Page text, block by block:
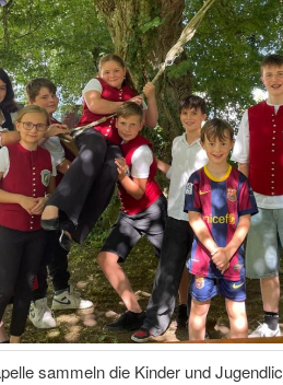
sammeln die Kinder und